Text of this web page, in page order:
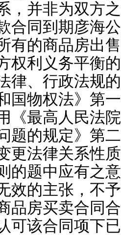
，并非为双方
合同到期彦海
有的商品房出
权利义务平衡
律、行政法规
国物权法》第
《最高人民法
题的规定》第
更法律关系性
的题中应有之
效的主张，不
房买卖合同合
可该合同项下